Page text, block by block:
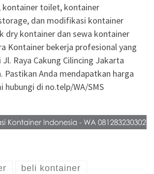
kontainer toilet, kontainer
dan modifikasi kontainer
dry kontainer dan sewa kontainer
Kontainer bekerja profesional yang
Raya Cakung Cilincing Jakarta
Pastikan Anda mendapatkan harga
hubungi di no.telp/WA/SMS
beli kontainer